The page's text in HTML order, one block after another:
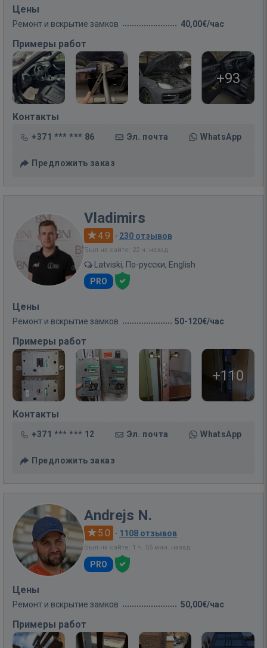
Цены
Ремонт и вскрытие замков 40,00€/час
Примеры работ
+93
Контакты
+371 *** *** 86 Эл. почта WhatsApp
Предложить заказ
Vladimirs
4.9 · 230 отзывов
Был на сайте: 22 ч. назад
Latviski, По-русски, English
PRO
Цены
Ремонт и вскрытие замков 50-120€/час
Примеры работ
+110
Контакты
+371 *** *** 12 Эл. почта WhatsApp
Предложить заказ
Andrejs N.
5.0 · 1108 отзывов
Был на сайте: 1 ч. 55 мин. назад
PRO
Цены
Ремонт и вскрытие замков 50,00€/час
Примеры работ